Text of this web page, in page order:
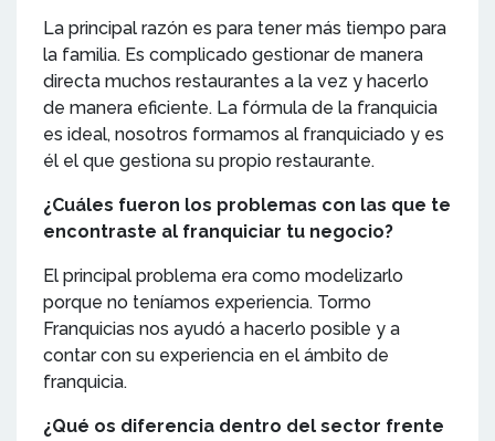
La principal razón es para tener más tiempo para
la familia. Es complicado gestionar de manera
directa muchos restaurantes a la vez y hacerlo
de manera eficiente. La fórmula de la franquicia
es ideal, nosotros formamos al franquiciado y es
él el que gestiona su propio restaurante.
¿Cuáles fueron los problemas con las que te
encontraste al franquiciar tu negocio?
El principal problema era como modelizarlo
porque no teníamos experiencia. Tormo
Franquicias nos ayudó a hacerlo posible y a
contar con su experiencia en el ámbito de
franquicia.
¿Qué os diferencia dentro del sector frente